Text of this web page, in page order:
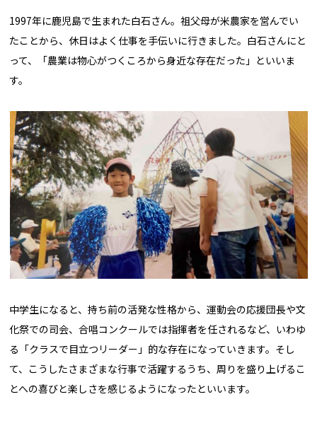
1997年に鹿児島で生まれた白石さん。祖父母が米農家を営んでい
たことから、休日はよく仕事を手伝いに行きました。白石さんにと
って、「農業は物心がつくころから身近な存在だった」といいま
す。
中学生になると、持ち前の活発な性格から、運動会の応援団長や文
化祭での司会、合唱コンクールでは指揮者を任されるなど、いわゆ
る「クラスで目立つリーダー」的な存在になっていきます。そし
て、こうしたさまざまな行事で活躍するうち、周りを盛り上げるこ
とへの喜びと楽しさを感じるようになったといいます。